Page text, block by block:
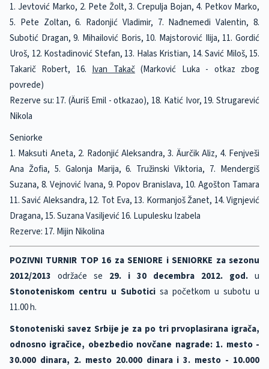
1. Jevtović Marko, 2. Pete Žolt, 3. Crepulja Bojan, 4. Petkov Marko,
5. Pete Zoltan, 6. Radonjić Vladimir, 7. Nađnemedi Valentin, 8.
Subotić Dragan, 9. Mihailović Boris, 10. Majstorović Ilija, 11. Gordić
Uroš, 12. Kostadinović Stefan, 13. Halas Kristian, 14. Savić Miloš, 15.
Takarič Robert, 16. Ivan Takač(Marković Luka - otkaz zbog
povrede)
Rezerve su: 17. (Äuriš Emil - otkazao), 18. Katić Ivor, 19. Strugarević
Nikola
Seniorke
1. Maksuti Aneta, 2. Radonjić Aleksandra, 3. Äurčik Aliz, 4. Fenjveši
Ana Žofia, 5. Galonja Marija, 6. Tružinski Viktoria, 7. Mendergiš
Suzana, 8. Vejnović Ivana, 9. Popov Branislava, 10. Agošton Tamara
11. Savić Aleksandra, 12. Tot Eva, 13. Kormanjoš Žanet, 14. Vignjević
Dragana, 15. Suzana Vasiljević 16. Lupulesku Izabela
Rezerve: 17. Mijin Nikolina
POZIVNI TURNIR TOP 16 za SENIORE i SENIORKE za sezonu
2012/2013 održaće se 29. i 30 decembra 2012. god. u
Stonoteniskom centru u Subotici sa početkom u subotu u
11.00 h.
Stonoteniski savez Srbije je za po tri prvoplasirana igrača,
odnosno igračice, obezbedio novčane nagrade: 1. mesto -
30.000 dinara, 2. mesto 20.000 dinara i 3. mesto - 10.000